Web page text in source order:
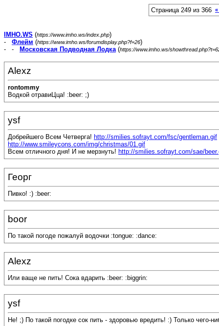
Страница 249 из 366 «
IMHO.WS (https://www.imho.ws/index.php)
- Флейм (https://www.imho.ws/forumdisplay.php?f=26)
- -
Московская Подводная Лодка(https://www.imho.ws/
Alexz
rontommy
Водкой отравиЦца! :beer: ;)
ysf
Добрейшего Всем Четверга! http://smilies.sofrayt.com/fsc/gentleman.gif
http://www.smileycons.com/img/christmas/01.gif
Всем отличного дня! И не мерзнуть! http://smilies.sofrayt.com/sae/
Георг
Пивко! :) :beer:
boor
По такой погоде пожалуй водочки :tongue: :dance:
Alexz
Или ваще не пить! Сока вдарить :beer: :biggrin:
ysf
Не! ;) По такой погодке сок пить - здоровью вредить! :) Только чего-